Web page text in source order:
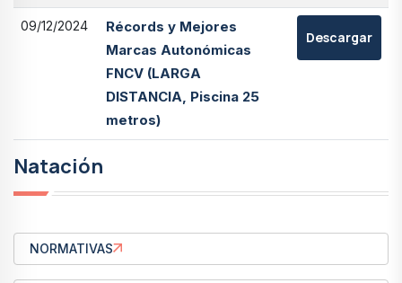
09/12/2024
Récords y Mejores
Marcas Autonómicas
FNCV (LARGA
DISTANCIA, Piscina 25
metros)
Descargar
Natación
NORMATIVAS